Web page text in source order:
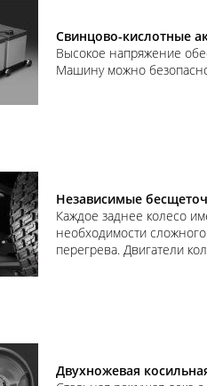
Свинцово-кислотные
Высокое напряжение
Машину можно
Независимые
Каждое заднее колесо
необходимости
перегрева. Двигатели
Двухножевая